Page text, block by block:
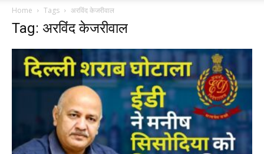
Home Tags अरविंद केजरीवाल
Tag: अरविंद केजरीवाल